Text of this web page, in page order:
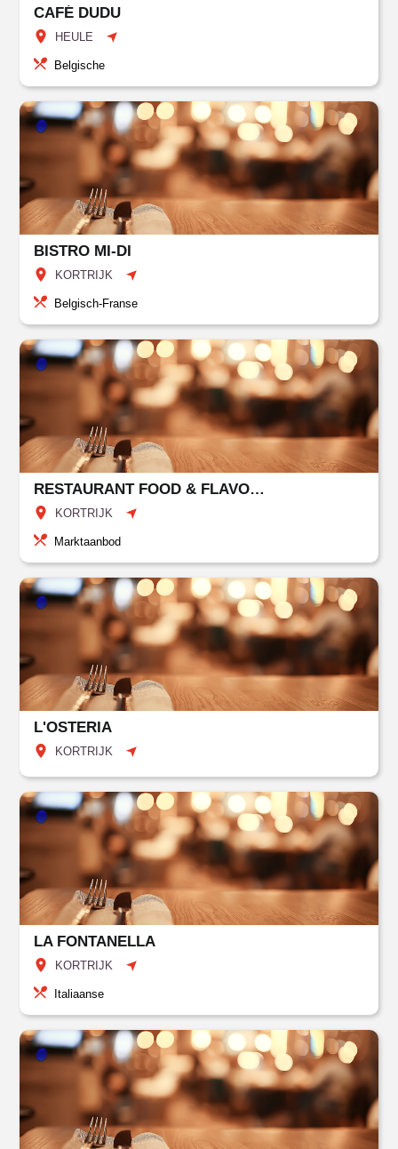
CAFÉ DUDU
HEULE
Belgische
BISTRO MI-DI
KORTRIJK
Belgisch-Franse
RESTAURANT FOOD & FLAVOURS
KORTRIJK
Marktaanbod
L'OSTERIA
KORTRIJK
LA FONTANELLA
KORTRIJK
Italiaanse